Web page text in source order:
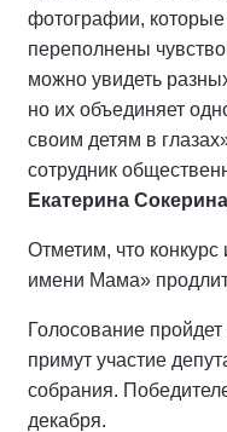
фотографии,
переполнены
можно увидеть
но их объединяет
своим детям в
сотрудник
Екатерина Сокерина
Отметим, что
имени Мама»
Голосование
примут участие
собрания.
декабря.